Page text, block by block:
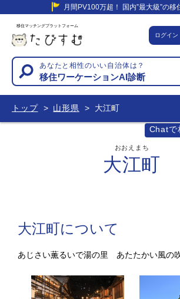
月間PV100万超！ 国内”最大級”の移
移住マッチングプラットフォーム
ログイン
あなたと相性のいい自治体は？
移住ワーケーションAI診断
トップ 山形県 大江町
Chatで
大江町
おおえまち
大江町について
あじさい薫るいで湯の里 あたたかい風の